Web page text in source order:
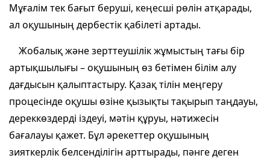
Мұғалім тек бағыт беруші, кеңесші рөлін атқарады,
ал оқушының дербестік қабілеті артады.
Жобалық және зерттеушілік жұмыстың тағы бір
артықшылығы – оқушының өз бетімен білім алу
дағдысын қалыптастыру. Қазақ тілін меңгеру
процесінде оқушы өзіне қызықты тақырып таңдауы,
дереккөздерді іздеуі, мәтін құруы, нәтижесін
бағалауы қажет. Бұл әрекеттер оқушының
зияткерлік белсенділігін арттырады, пәнге деген